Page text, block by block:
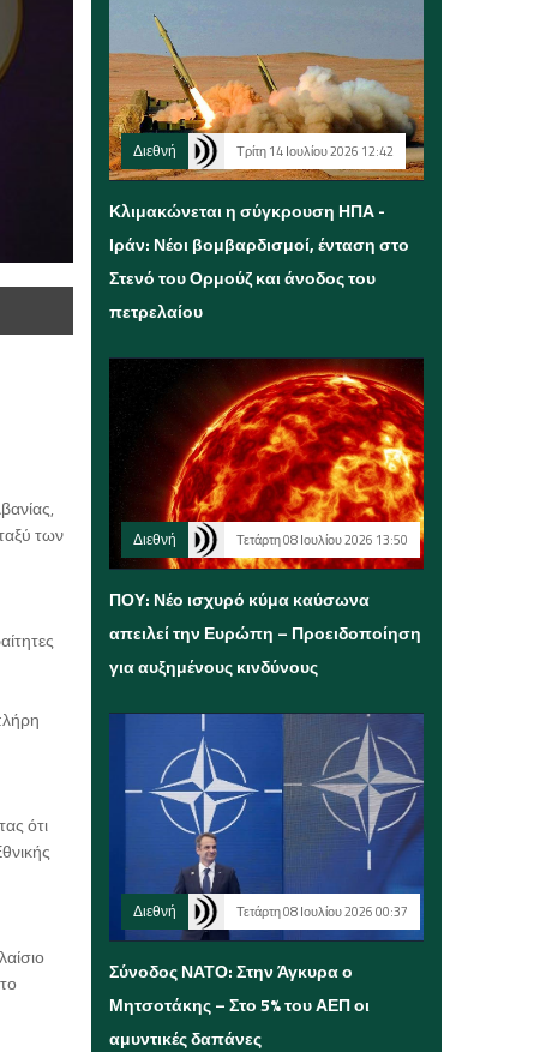
των
ότι
Διεθνή Τρίτη 14 Ιουλίου 2026 12:42
Κλιμακώνεται η σύγκρουση ΗΠΑ -
Ιράν: Νέοι βομβαρδισμοί, ένταση στο
Στενό του Ορμούζ και άνοδος του
πετρελαίου
Διεθνή Τετάρτη 08 Ιουλίου 2026 13:50
ΠΟΥ: Νέο ισχυρό κύμα καύσωνα
απειλεί την Ευρώπη – Προειδοποίηση
για αυξημένους κινδύνους
Διεθνή Τετάρτη 08 Ιουλίου 2026 00:37
Σύνοδος ΝΑΤΟ: Στην Άγκυρα ο
Μητσοτάκης – Στο 5% του ΑΕΠ οι
αμυντικές δαπάνες